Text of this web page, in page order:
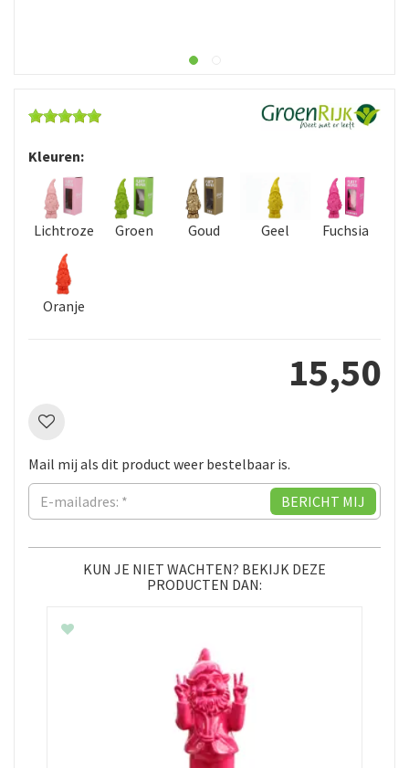
Kleuren:
Lichtroze Groen Goud Geel Fuchsia
Oranje
15,50
Mail mij als dit product weer bestelbaar is.
KUN JE NIET WACHTEN? BEKIJK DEZE
PRODUCTEN DAN: